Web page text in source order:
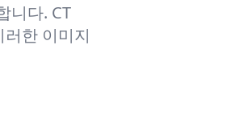
니다. CT
한 이미지